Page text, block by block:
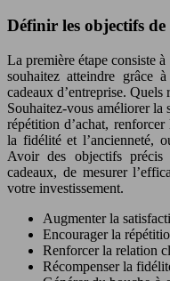
Définir les objectifs
La première étape consiste
souhaitez atteindre grâce
cadeaux d’entreprise. Quels
Souhaitez-vous améliorer la
répétition d’achat,
la fidélité et l’ancienneté,
Avoir des objectifs
cadeaux, de mesurer
votre investissement.
Augmenter la
Encourager la
Renforcer la relation
Récompenser la